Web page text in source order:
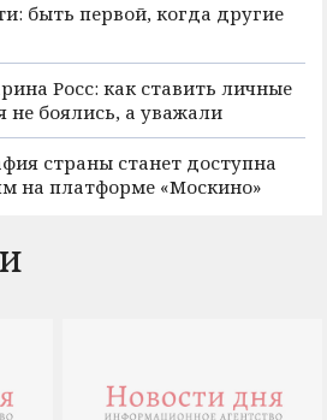
быть первой, когда другие
Росс: как ставить личные
не боялись, а уважали
страны станет доступна
на платформе «Москино»